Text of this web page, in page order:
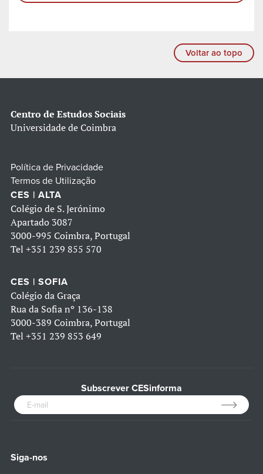
Voltar ao topo
Centro de Estudos Sociais
Universidade de Coimbra
Política de Privacidade
Termos de Utilização
CES | ALTA
Colégio de S. Jerónimo
Apartado 3087
3000-995 Coimbra, Portugal
Tel +351 239 855 570
CES | SOFIA
Colégio da Graça
Rua da Sofia nº 136-138
3000-389 Coimbra, Portugal
Tel +351 239 853 649
Subscrever CESinforma
Siga-nos